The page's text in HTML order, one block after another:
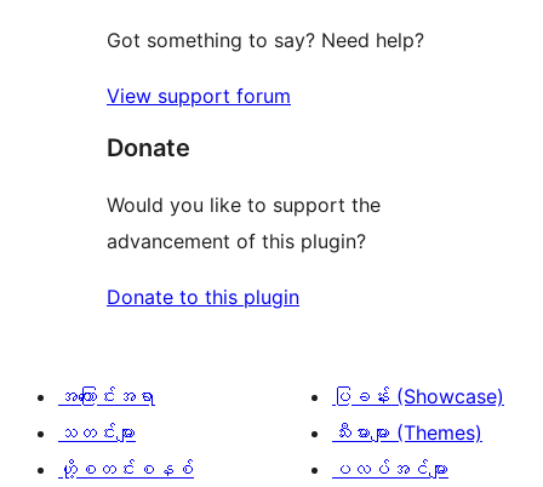
Got something to say? Need help?
View support forum
Donate
Would you like to support the
advancement of this plugin?
Donate to this plugin
အကြောင်းအရာ
သတင်းများ
ဟို့စတင်းစနစ်
ပြခန်း (Showcase)
သီးမားများ (Themes)
ပလပ်အင်များ